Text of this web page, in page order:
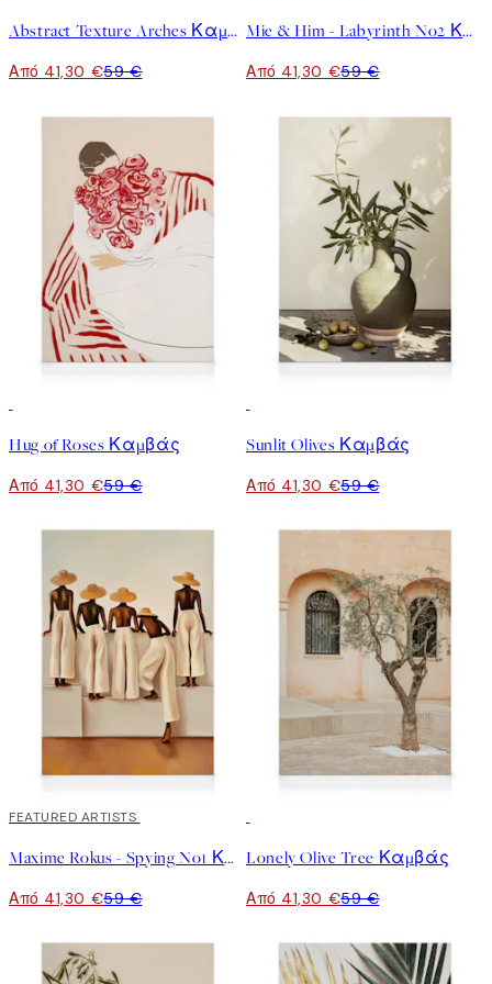
Abstract Texture Arches Καμβάς
Από 41,30 €59 €
Mie & Him - Labyrinth No2 Καμβάς
Από 41,30 €59 €
Hug of Roses Καμβάς
Από 41,30 €59 €
Sunlit Olives Καμβάς
Από 41,30 €59 €
30%*
FEATURED ARTISTS
Maxime Rokus - Spying No1 Καμβάς
Από 41,30 €59 €
Lonely Olive Tree Καμβάς
Από 41,30 €59 €